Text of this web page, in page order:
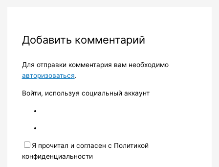
Добавить комментарий
Для отправки комментария вам необходимо
авторизоваться.
Войти, используя социальный аккаунт
Я прочитал и согласен с Политикой
конфиденциальности